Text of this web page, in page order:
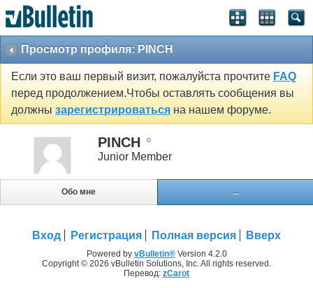
Просмотр профиля: PINCH
Если это ваш первый визит, пожалуйста прочтите FAQ
перед продолжением.Чтобы оставлять сообщения вы
должны зарегистрироваться на нашем форуме.
PINCH
Junior Member
Обо мне ...
Вход Регистрация Полная версия Вверх
Powered by vBulletin®Version 4.2.0
Copyright © 2026 vBulletin Solutions, Inc. All rights reserved.
Перевод: zCarot